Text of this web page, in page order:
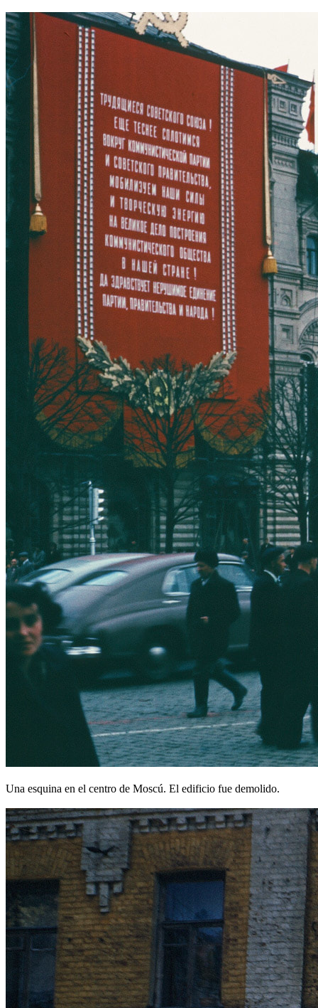
Una esquina en el centro de Moscú. El edificio fue demolido.